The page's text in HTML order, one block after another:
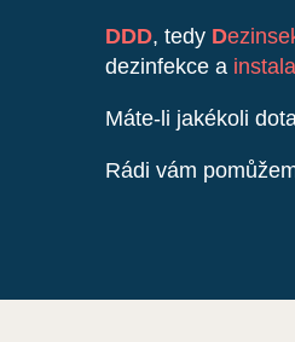
DDD, tedy D
dezinfekce a
Máte-li jakékoli
Rádi vám